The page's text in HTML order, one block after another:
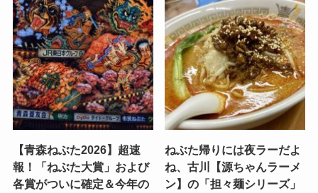
【青森ねぶた2026】超速
報！「ねぶた大賞」および
各賞がついに確定＆今年の
ねぶた帰りには夜ラーだよ
ね、古川【源ちゃんラーメ
ン】の「担々麺シリーズ」